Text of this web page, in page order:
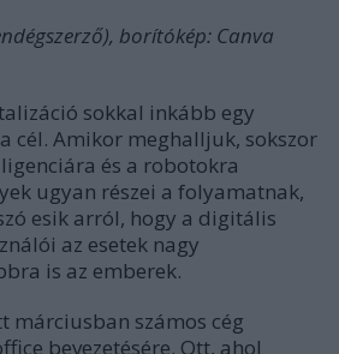
borítókép: Canva
sokkal inkább egy
cél. Amikor meghalljuk, sokszor
és a robotokra
ugyan részei a folyamatnak,
esik arról, hogy a digitális
az esetek nagy
is az emberek.
márciusban számos cég
bevezetésére. Ott, ahol